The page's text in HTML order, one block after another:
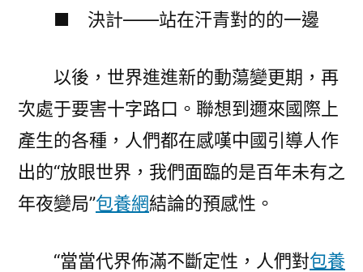
■ 決計——站在汗青對的的一邊
以後，世界進進新的動蕩變更期，再
次處于要害十字路口。聯想到邇來國際上
產生的各種，人們都在感嘆中國引導人作
出的“放眼世界，我們面臨的是百年未有之
年夜變局”包養網結論的預感性。
“當當代界佈滿不斷定性，人們對包養